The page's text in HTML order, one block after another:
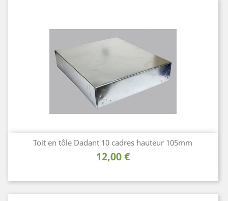
Toit en tôle Dadant 10 cadres hauteur 105mm
Prix
12,00 €